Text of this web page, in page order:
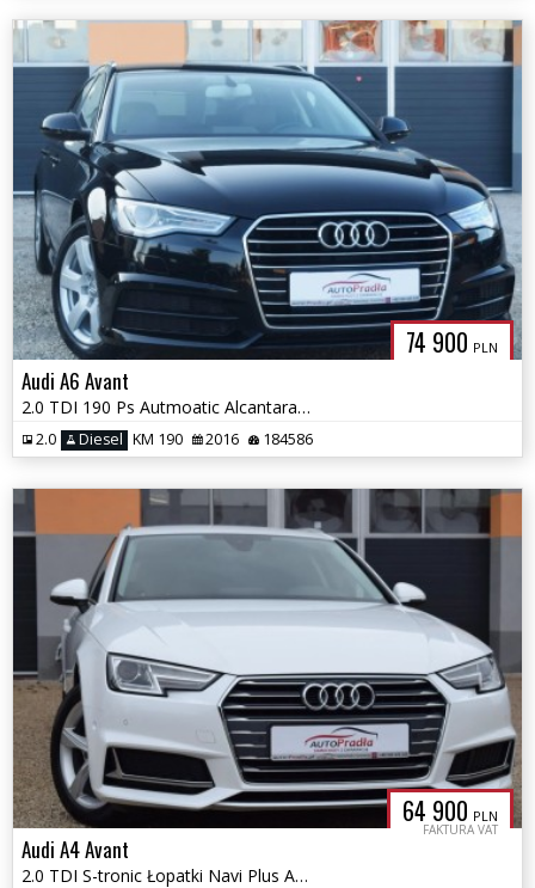
74 900 PLN
Audi A6 Avant
2.0 TDI 190 Ps Autmoatic Alcantara Navigation MMi Plus
2.0 Diesel KM 190 2016 184586
64 900 PLN
FAKTURA VAT
Audi A4 Avant
2.0 TDI S-tronic Łopatki Navi Plus Audi Connect FAKTURA VAT-23%